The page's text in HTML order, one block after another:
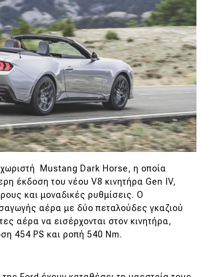
Mustang Dark Horse, η οποία
έκδοση του νέου V8 κινητήρα Gen IV,
και μοναδικές ρυθμίσεις. Ο
αέρα με δύο πεταλούδες γκαζιού
αέρα να εισέρχονται στον κινητήρα,
454 PS και ροπή 540 Nm.